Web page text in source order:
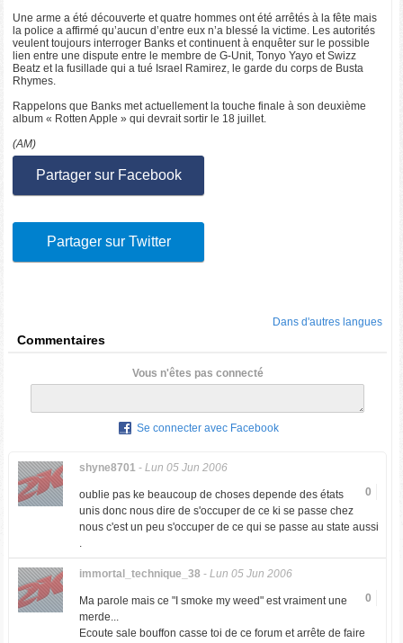
Une arme a été découverte et quatre hommes ont été arrêtés à la fête mais
la police a affirmé qu’aucun d’entre eux n’a blessé la victime. Les autorités
veulent toujours interroger Banks et continuent à enquêter sur le possible
lien entre une dispute entre le membre de G-Unit, Tonyo Yayo et Swizz
Beatz et la fusillade qui a tué Israel Ramirez, le garde du corps de Busta
Rhymes.
Rappelons que Banks met actuellement la touche finale à son deuxième
album « Rotten Apple » qui devrait sortir le 18 juillet.
(AM)
Partager sur Facebook
Partager sur Twitter
Dans d'autres langues
Commentaires
Vous n'êtes pas connecté
Se connecter avec Facebook
shyne8701- Lun 05 Jun 2006
0
oublie pas ke beaucoup de choses depende des états
unis donc nous dire de s'occuper de ce ki se passe chez
nous c'est un peu s'occuper de ce qui se passe au state aussi
.
immortal_technique_38 - Lun 05 Jun 2006
0
Ma parole mais ce "I smoke my weed" est vraiment une
merde...
Ecoute sale bouffon casse toi de ce forum et arrête de faire